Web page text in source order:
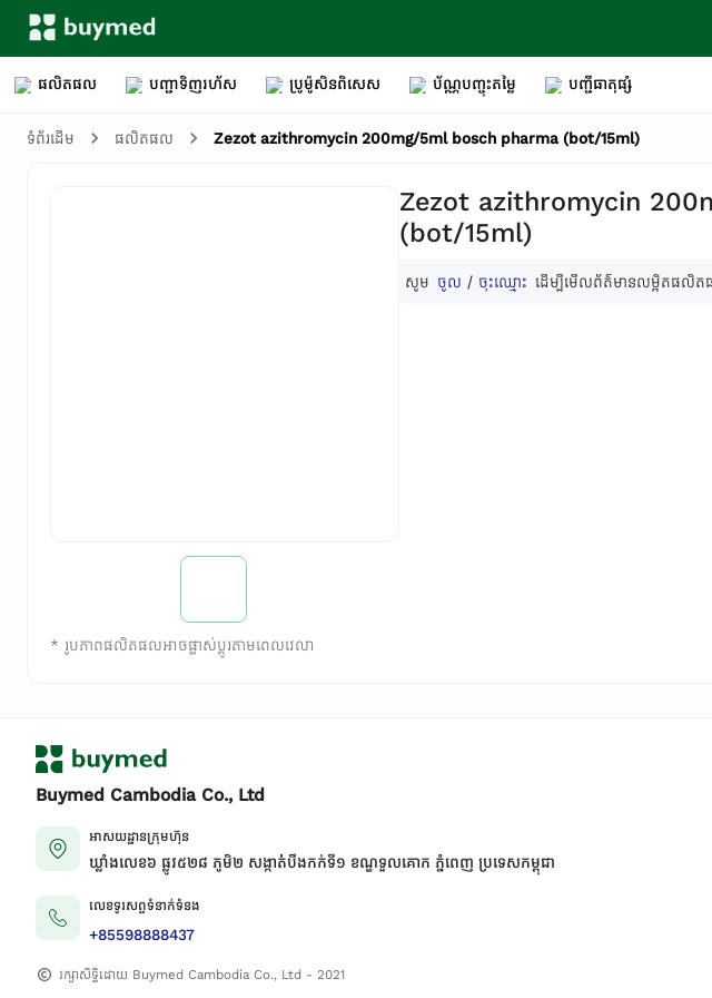
ផលិតផល បញ្ជាទិញរហ័ស ប្រូម៉ូសិនពិសេស ប័ណ្ណបញ្ចុះតម្លៃ បញ្ជីធាតុផ្សំ
ទំព័រដើម ផលិតផល Zezot azithromycin 200mg/5ml bosch pharma (bot/15ml)
* រូបភាពផលិតផលអាចផ្លាស់ប្តូរតាមពេលវេលា
Zezot azithromycin
(bot/15ml)
សូម ចូល / ចុះឈ្មោះ ដើម្បីមើលព័ត៌មានលម្អិតផលិ
Buymed Cambodia Co., Ltd
អាសយដ្ឋានក្រុមហ៊ុន
ឃ្លាំងលេខ៦ ផ្លូវ៥២៨ ភូមិ២ សង្កាត់់បឹងកក់ទី១ ខណ្ឌទួលគោក ភ្នំពេញ ប្រទេសកម្ពុជា
លេខទូរសព្ទទំនាក់ទំនង
+85598888437
រក្សាសិទ្ធិដោយ Buymed Cambodia Co., Ltd - 2021